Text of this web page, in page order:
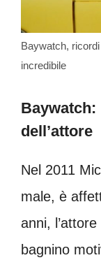
Baywatch,
incredibile
Baywatch:
dell’attore
Nel 2011
male, è
anni,
bagnino